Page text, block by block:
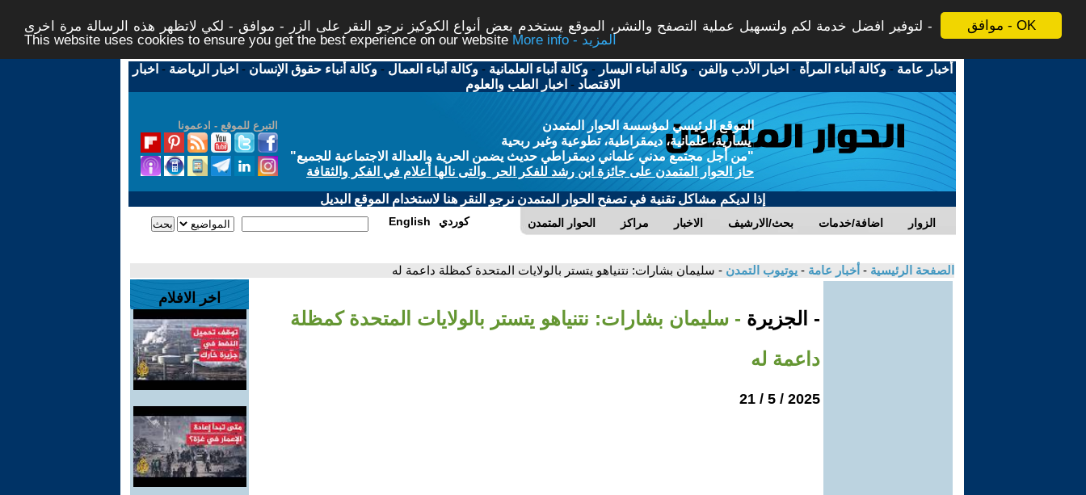
موافق - OK
لتوفير افضل خدمة لكم ولتسهيل عملية التصفح والنشر، الموقع يستخدم بعض أنواع الكوكيز نرجو النقر على الزر - موافق - لكي لاتظهر هذه الرسالة مرة اخرى -
This website uses cookies to ensure you get the best experience on our website
More info - المزيد
أخبار عامة -وكالة أنباء المرأة - اخبار الأدب والفن -وكالة أنباء اليسار -وكالة أنباء العلمانية -وكالة أنباء العمال -وكالة أنباء حقوق الإنسان - اخبار الرياضة - اخبار
الاقتصاد - اخبار الطب والعلوم
التبرع للموقع - ادعمونا
الموقع الرئيسي لمؤسسة الحوار المتمدن
يسارية، علمانية، ديمقراطية، تطوعية وغير ربحية
"من أجل مجتمع مدني علماني ديمقراطي حديث يضمن الحرية والعدالة الاجتماعية للجميع"
حاز الحوار المتمدن على جائزة ابن رشد للفكر الحر والتى نالها أعلام في الفكر والثقافة
إذا لديكم مشاكل تقنية في تصفح الحوار المتمدن نرجو النقر هنا لاستخدام الموقع البديل
الحوار المتمدن مراكز الاخبار بحث/الارشيف اضافة/خدمات الزوار English كوردي
الصفحة الرئيسية - أخبار عامة - يوتيوب التمدن - سليمان بشارات: نتنياهو يتستر بالولايات المتحدة كمظلة داعمة له
- الجزيرة - سليمان بشارات: نتنياهو يتستر بالولايات المتحدة كمظلة
داعمة له
2025 / 5 / 21
اخر الافلام